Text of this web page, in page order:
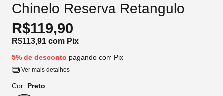
Chinelo Reserva Retangulo
R$119,90
R$113,91 com Pix
5% de desconto pagando com Pix
Ver mais detalhes
Cor: Preto